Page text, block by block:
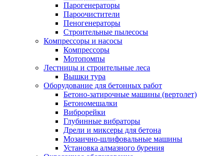
Парогенераторы
Пароочистители
Пеногенераторы
Строительные пылесосы
Компрессоры и насосы
Компрессоры
Мотопомпы
Лестницы и строительные леса
Вышки тура
Оборудование для бетонных работ
Бетоно-затирочные машины (вертолет)
Бетономешалки
Виброрейки
Глубинные вибраторы
Дрели и миксеры для бетона
Мозаично-шлифовальные машины
Установка алмазного бурения